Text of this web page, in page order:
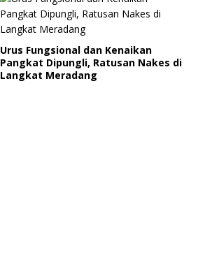
Urus Fungsional dan Kenaikan
Pangkat Dipungli, Ratusan Nakes di
Langkat Meradang